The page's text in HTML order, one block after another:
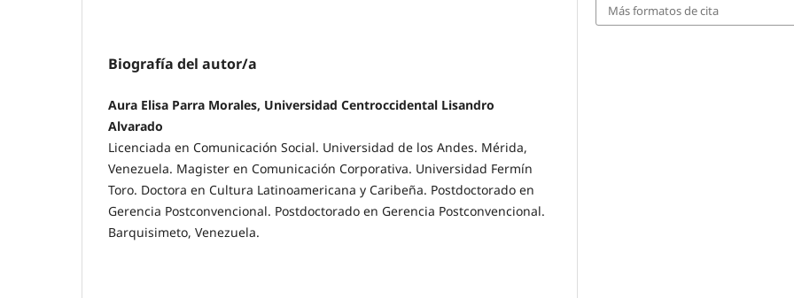
Biografía del autor/a
Aura Elisa Parra Morales, Universidad Centroccidental Lisandro
Alvarado
Licenciada en Comunicación Social. Universidad de los Andes. Mérida,
Venezuela. Magister en Comunicación Corporativa. Universidad Fermín
Toro. Doctora en Cultura Latinoamericana y Caribeña. Postdoctorado en
Gerencia Postconvencional. Postdoctorado en Gerencia Postconvencional.
Barquisimeto, Venezuela.
Más formatos de cita